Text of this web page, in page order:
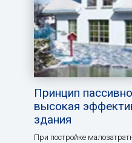
Принцип
высокая
здания
При постройке